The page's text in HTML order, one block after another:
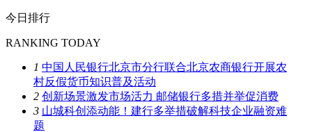
今日排行
RANKING TODAY
1 中国人民银行北京市分行联合北京农商银行开展农
村反假货币知识普及活动
2 创新场景激发市场活力 邮储银行多措并举促消费
3 山城科创添动能！建行多举措破解科技企业融资难
题